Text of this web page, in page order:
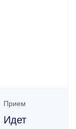
Прием
Идет